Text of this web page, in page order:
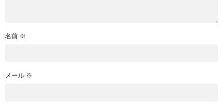
名前 ※
メール ※